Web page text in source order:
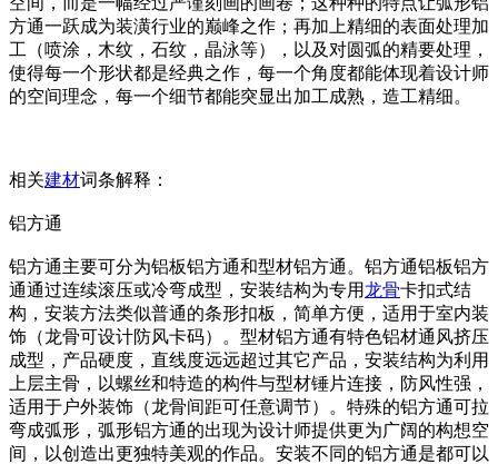
方通一跃成为装潢行业的巅峰之作；再加上精细的表面处理加
工（喷涂，木纹，石纹，晶泳等），以及对圆弧的精要处理，
使得每一个形状都是经典之作，每一个角度都能体现着设计师
的空间理念，每一个细节都能突显出加工成熟，造工精细。
相关建材词条解释：
铝方通
铝方通主要可分为铝板铝方通和型材铝方通。铝方通铝板铝方
通通过连续滚压或冷弯成型，安装结构为专用龙骨卡扣式结
构，安装方法类似普通的条形扣板，简单方便，适用于室内装
饰（龙骨可设计防风卡码）。型材铝方通有特色铝材通风挤压
成型，产品硬度，直线度远远超过其它产品，安装结构为利用
上层主骨，以螺丝和特造的构件与型材锤片连接，防风性强，
适用于户外装饰（龙骨间距可任意调节）。特殊的铝方通可拉
弯成弧形，弧形铝方通的出现为设计师提供更为广阔的构想空
间，以创造出更独特美观的作品。安装不同的铝方通是都可以